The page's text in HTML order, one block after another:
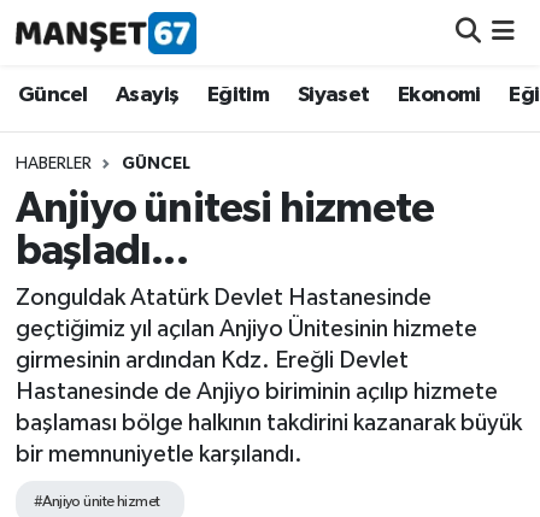
Güncel Asayiş Eğitim Siyaset Ekonomi
HABERLER GÜNCEL
Anjiyo ünitesi hizmete
başladı...
Zonguldak Atatürk Devlet Hastanesinde
geçtiğimiz yıl açılan Anjiyo Ünitesinin hizmete
girmesinin ardından Kdz. Ereğli Devlet
Hastanesinde de Anjiyo biriminin açılıp hizmete
başlaması bölge halkının takdirini kazanarak büyük
bir memnuniyetle karşılandı.
#Anjiyo ünite hizmet
Güncel
Asayiş
Siyaset
Spor
Eğitim
Ekonomi
Kültür-Sanat